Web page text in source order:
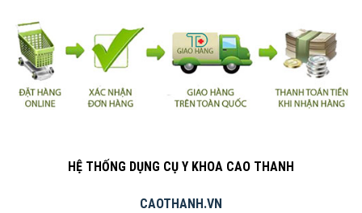
HỆ THỐNG DỤNG CỤ Y KHOA CAO THANH
CAOTHANH.VN